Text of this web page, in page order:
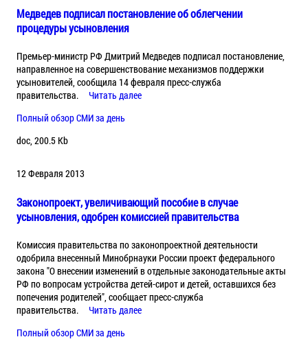
Медведев подписал постановление об облегчении
процедуры усыновления
Премьер-министр РФ Дмитрий Медведев подписал постановление,
направленное на совершенствование механизмов поддержки
усыновителей, сообщила 14 февраля пресс-служба
правительства.
Читать далее
Полный обзор СМИ за день
doc, 200.5 Kb
12 Февраля 2013
Законопроект, увеличивающий пособие в случае
усыновления, одобрен комиссией правительства
Комиссия правительства по законопроектной деятельности
одобрила внесенный Минобрнауки России проект федерального
закона "О внесении изменений в отдельные законодательные акты
РФ по вопросам устройства детей-сирот и детей, оставшихся без
попечения родителей", сообщает пресс-служба
правительства.
Читать далее
Полный обзор СМИ за день